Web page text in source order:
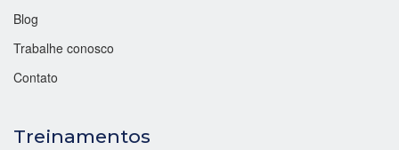
Blog
Trabalhe conosco
Contato
Treinamentos